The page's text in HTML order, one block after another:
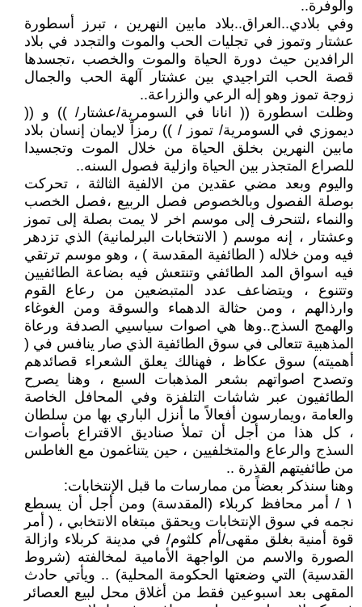
والوفرة..
وفي بلادي..العراق..بلاد مابين النهرين ، تبرز أسطورة
عشتار وتموز في تجليات الحب والموت والتجدد في بلاد
الرافدين حيث دورة الحياة والموت والخصب ،تجسدها
قصة الحب التراجيدي بين عشتار آلهة الحب والجمال
زوجة تموز وهو إله الرعي والزراعة..
وظلت اسطورة (( انانا في السومرية/عشتار/ )) و ((
ديموزي في السومرية/ تموز / )) رمزاً لايمان إنسان بلاد
مابين النهرين بخلق الحياة من خلال الموت وتجسيدا
للصراع المتجذر بين الحياة وازلية فصول السنه..
واليوم وبعد مضي عقدين من الالفية الثالثة ، تحركت
بوصلة الفصول وبالخصوص فصل الربيع ،فصل الخصب
والنماء ،لتنحرف إلى موسم اخر لا يمت بصلة إلى تموز
وعشتار ، إنه موسم ( الانتخابات البرلمانية) الذي تزدهر
فيه ومن خلاله ( الطائفية المقدسة ) ، وهو موسم ترتقي
فيه اسواق المد الطائفي وتنتعش فيه بضاعة الطائفيين
وتتنوع ، ويتضاعف عدد المتبضعين من رعاع القوم
وارذالهم ، ومن حثالة الدهماء والسوقة ومن الغوغاء
والهمج السذج..وها هي اصوات سياسيي الصدفة ورعاة
المذهبية تتعالى في سوق الطائفية الذي صار ينافس في (
أهميته) سوق عكاظ ، فهنالك يعلق الشعراء قصائدهم
وتصدح اصواتهم بشعر المذهبات السبع ، وهنا يصرح
الطائفيون عبر شاشات التلفزة وفي المحافل الخاصة
والعامة ،ويمارسون أفعالاً ما أنزل الباري بها من سلطان
، كل هذا من أجل أن تملأ صناديق الاقتراع بأصوات
السذج والرعاع والمتخلفيين ، حين يتناغمون مع الغاطس
من طائفيتهم القذرة ..
وهنا سنذكر بعضاً من ممارسات ما قبل الإنتخابات:
١ / أمر محافظ كربلاء (المقدسة) ومن أجل أن يسطع
نجمه في سوق الإنتخابات ويحقق مبتغاه الانتخابي ، ( أمر
قوة أمنية بغلق مقهى/أم كلثوم/ في مدينة كربلاء وازالة
الصورة والاسم من الواجهة الأمامية لمخالفته (شروط
القدسية) التي وضعتها الحكومة المحلية) .. ويأتي حادث
المقهى بعد اسبوعين فقط من أغلاق محل لبيع العصائر